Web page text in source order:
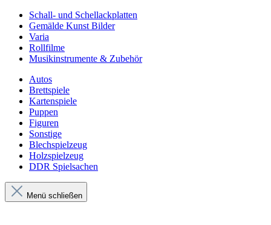
Schall- und Schellackplatten
Gemälde Kunst Bilder
Varia
Rollfilme
Musikinstrumente & Zubehör
Autos
Brettspiele
Kartenspiele
Puppen
Figuren
Sonstige
Blechspielzeug
Holzspielzeug
DDR Spielsachen
Menü schließen